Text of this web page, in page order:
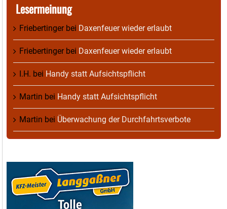
Lesermeinung
Friebertingerbei Daxenfeuer wieder erlaubt
Friebertingerbei Daxenfeuer wieder erlaubt
I.H. bei Handy statt Aufsichtspflicht
Martin bei Handy statt Aufsichtspflicht
Martin bei Überwachung der Durchfahrtsverbote